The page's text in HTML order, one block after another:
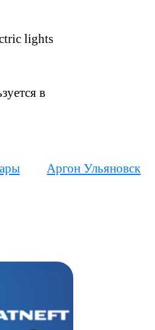
lights
в
Аргон Ульяновск